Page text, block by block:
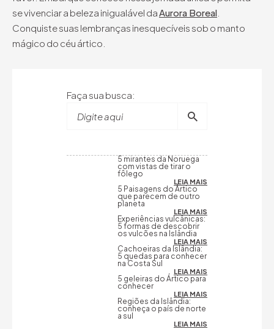
se vivenciar a beleza inigualável daAurora Boreal
Conquiste suas lembranças inesquecíveis sob o manto
mágico do céu ártico.
Faça sua busca:
5 mirantes da Noruega
com vistas de tirar o
fôlego
LEIA MAIS
5 Paisagens do Ártico
que parecem de outro
planeta
LEIA MAIS
Experiências vulcânicas:
5 formas de descobrir
os vulcões na Islândia
LEIA MAIS
Cachoeiras da Islândia:
5 quedas para conhecer
na Costa Sul
LEIA MAIS
5 geleiras do Ártico para
conhecer
LEIA MAIS
Regiões da Islândia:
conheça o país de norte
a sul
LEIA MAIS